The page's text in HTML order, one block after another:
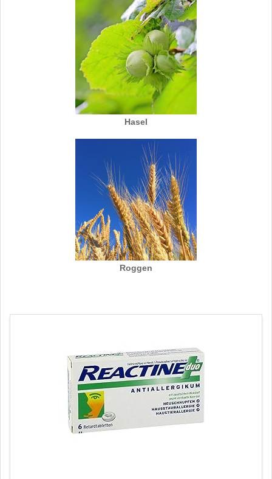
Hasel
Roggen